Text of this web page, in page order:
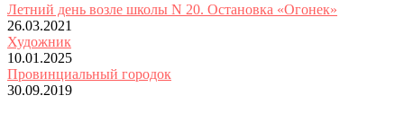
Летний день возле школы N 20. Остановка «Огонек»
26.03.2021
Художник
10.01.2025
Провинциальный городок
30.09.2019